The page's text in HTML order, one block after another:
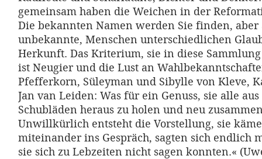
gemeinsam haben die Weichen in der
Die bekannten Namen werden Sie finden, aber
unbekannte, Menschen unterschiedlichen
Herkunft. Das Kriterium, sie in diese
ist Neugier und die Lust an
Pfefferkorn, Süleyman und Sibylle von Kleve,
Jan van Leiden: Was für ein Genuss, sie alle
Schubläden heraus zu holen und neu
Unwillkürlich entsteht die Vorstellung, sie
miteinander ins Gespräch, sagten sich endlich
sie sich zu Lebzeiten nicht sagen konnten.«